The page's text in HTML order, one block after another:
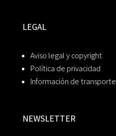
LEGAL
Aviso legal y copyright
Política de privacidad
Información de transporte
NEWSLETTER